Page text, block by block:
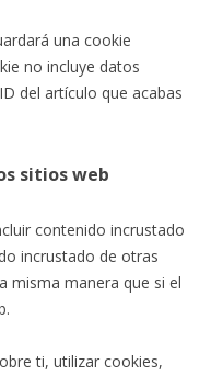
una cookie
no incluye datos
del artículo que acabas
sitios web
contenido incrustado
incrustado de otras
misma manera que si el
ti, utilizar cookies,